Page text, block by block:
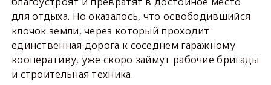
для отдыха. Но оказалось, что освободившийся
клочок земли, через который проходит
единственная дорога к соседнем гаражному
кооперативу, уже скоро займут рабочие бригады
и строительная техника.